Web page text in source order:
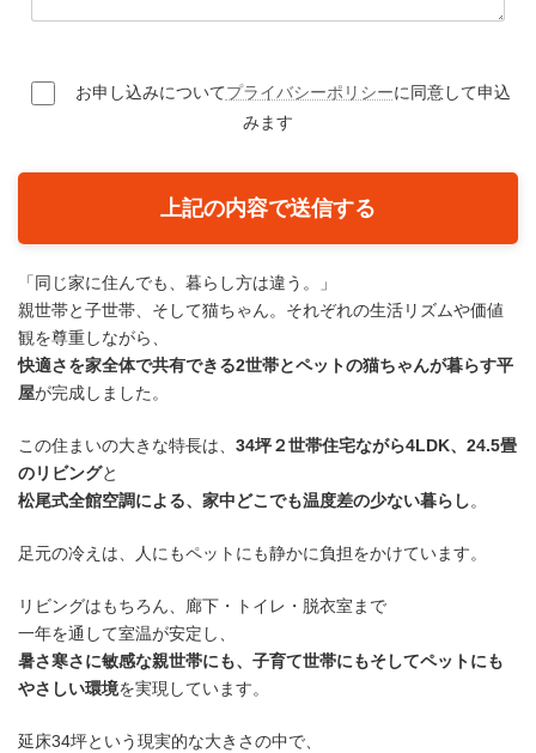
任意 来場人数
人
来場希望日時
1月10日～1月17日の間でお選びください
日 付
時 間
任意 ご質問・ご要望など
お申し込みについてプライバシーポリシーに同意して申込
みます
「同じ家に住んでも、暮らし方は違う。」
親世帯と子世帯、そして猫ちゃん。それぞれの生活リズムや価値
観を尊重しながら、
快適さを家全体で共有できる2世帯とペットの猫ちゃんが暮らす平
屋が完成しました。
この住まいの大きな特長は、 34坪２世帯住宅ながら4LDK、24.5畳
のリビングと
松尾式全館空調による、家中どこでも温度差の少ない暮らし。
足元の冷えは、人にもペットにも静かに負担をかけています。
リビングはもちろん、廊下・トイレ・脱衣室まで
一年を通して室温が安定し、
暑さ寒さに敏感な親世帯にも、子育て世帯にもそしてペットにも
やさしい環境を実現しています。
延床34坪という現実的な大きさの中で、